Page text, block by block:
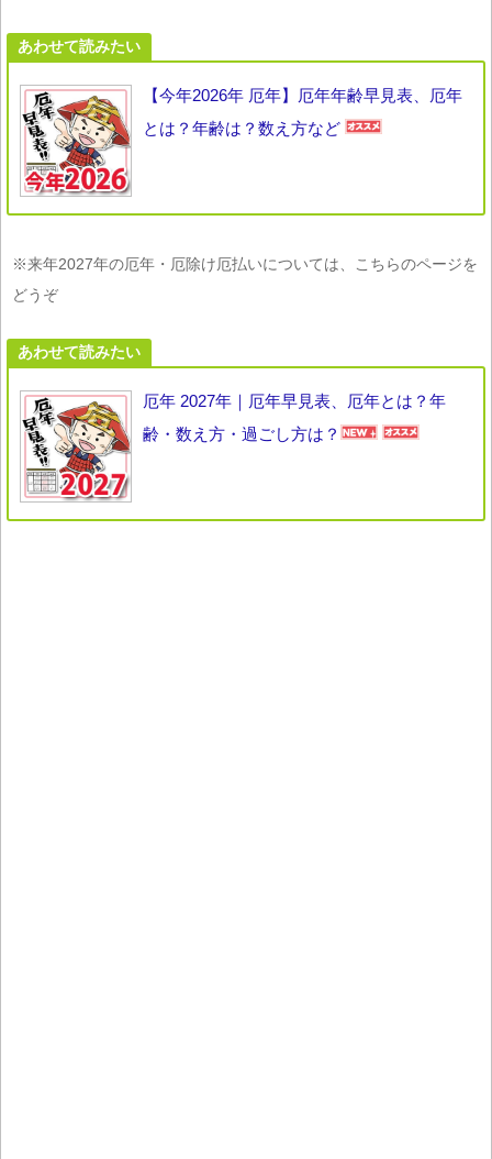
あわせて読みたい
【今年2026年 厄年】厄年年齢早見表、厄年
とは？年齢は？数え方など
※来年2027年の厄年・厄除け厄払いについては、こちらのページを
どうぞ
あわせて読みたい
厄年 2027年｜厄年早見表、厄年とは？年
齢・数え方・過ごし方は？